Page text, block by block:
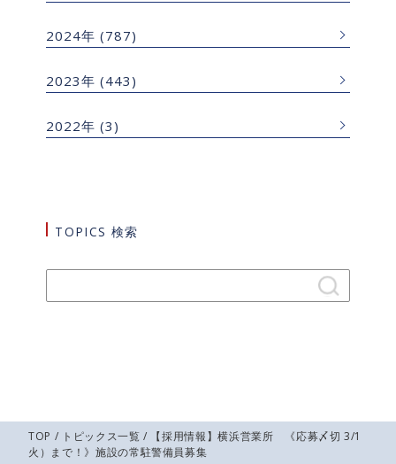
2024年 (787)
2023年 (443)
2022年 (3)
TOPICS 検索
TOP / トピックス一覧 / 【採用情報】横浜営業所 《応募〆切 3/1
火）まで！》施設の常駐警備員募集